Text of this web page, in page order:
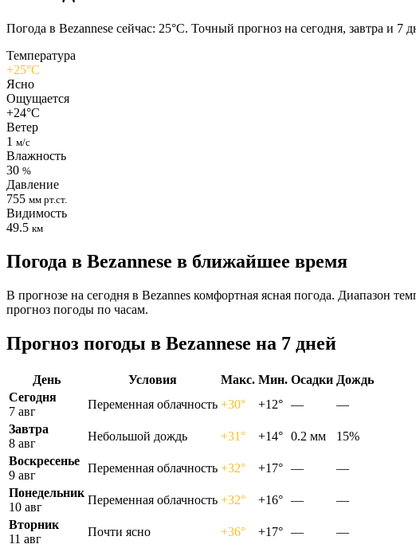
Погода в Bezannesе сейчас: 25°C. Точный прогноз на сегодня, завтра и 7
Температура
+25°C
Ясно
Ощущается
+24°C
Ветер
1 м/с
Влажность
30 %
Давление
755 мм рт.ст.
Видимость
49.5 км
Погода в Bezannesе в ближайшее время
В прогнозе на сегодня в Bezannes комфортная ясная погода. Диапазон
прогноз погоды по часам.
Прогноз погоды в Bezannesе на 7 дней
День Условия Макс. Мин. Осадки Дождь
Сегодня
7 авг
Переменная облачность +30° +12° —
—
Завтра
8 авг
Небольшой дождь +31° +14° 0.2 мм
15%
Воскресенье
9 авг
Переменная облачность +32° +17° —
—
Понедельник
10 авг
Переменная облачность +32° +16° —
—
Вторник
11 авг
Почти ясно +36° +17° —
—